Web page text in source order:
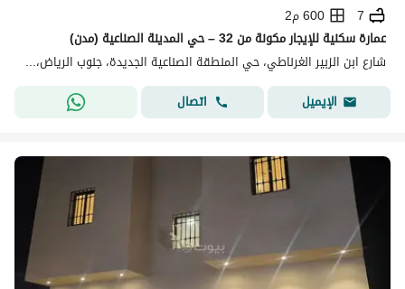
7
600 م2
عمارة سكنية للإيجار مكونة من 32 – حي المدينة الصناعية (مدن)
شارع ابن الزبير الغرناطي، حي المنطقة الصناعية الجديدة، جنوب الرياض، الرياض
الإيميل
اتصال